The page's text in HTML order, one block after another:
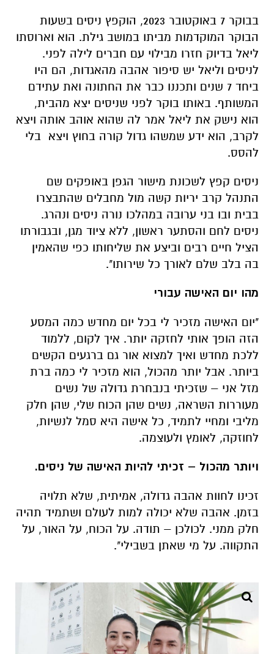
ביחד 7 שנים ותכננו כבר את החתונה ואת עתידם
המשותף. באותו בוקר לפני שניסים יצא מהבית,
הוא נישק את ליאל אמר לה שהוא אוהב אותה ויצא
לקרב, הוא ידע שמשהו גדול קורה בחוץ ויצא בלי
להסס.
ניסים קפץ לשכונת מישור הגפן באופקים שם
התנהל קרב יריות קשה מול מחבלים שהתבצרו
בבית ובו בני ערובה במהלכו נורה ניסים ונהרג.
הציל חיים רבים וביצע את שליחותו כפי שהאמין
בה בלב שלם לאורך כל שירותו".
מהו יום האישה עבורי
"יום האישה מזכיר לי בכל יום מחדש כמה המסע
ללכת מחדש ואיך למצוא אור גם ברגעים הקשים
מזל אני – שזכיתי בנבחרת גדולה של נשים
מעוררות השראה, נשים שהן הכוח שלי, שהן חלק
מליבי ומחיי לתמיד, כל אישה היא סמל לנשיות,
לחוזקה, לאומץ ולעוצמה.
ויותר מהכול – זכיתי להיות האישה של ניסים.
זכינו לחוות אהבה גדולה, אמיתית, שלא תלויה
חלק ממני. לכולכן – תודה. על הכוח, על האור, על